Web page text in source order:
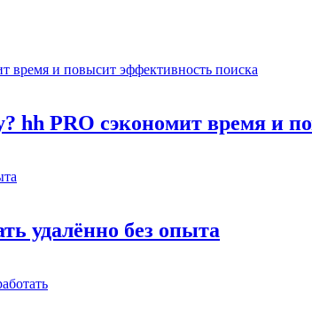
hh PRO сэкономит время и
удалённо без опыта